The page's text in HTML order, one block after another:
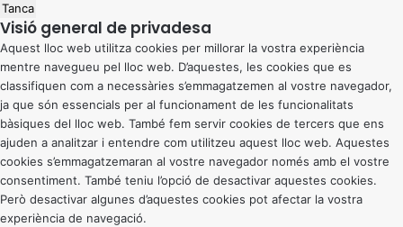
Tanca
Visió general de privadesa
Aquest lloc web utilitza cookies per millorar la vostra experiència
mentre navegueu pel lloc web. D’aquestes, les cookies que es
classifiquen com a necessàries s’emmagatzemen al vostre navegador,
ja que són essencials per al funcionament de les funcionalitats
bàsiques del lloc web. També fem servir cookies de tercers que ens
ajuden a analitzar i entendre com utilitzeu aquest lloc web. Aquestes
cookies s’emmagatzemaran al vostre navegador només amb el vostre
consentiment. També teniu l’opció de desactivar aquestes cookies.
Però desactivar algunes d’aquestes cookies pot afectar la vostra
experiència de navegació.